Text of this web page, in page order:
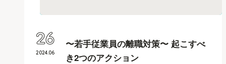
〜若手従業員の離職対策〜 起こすべ
き2つのアクション
2024.06
26